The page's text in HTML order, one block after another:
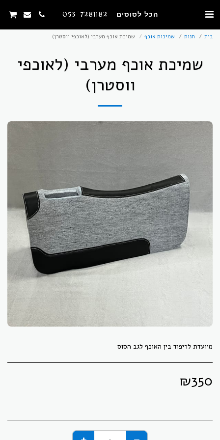
הכל לסוסים - 053-7281182
בית חנות שמיכות אוכף שמיכת אוכף מערבי (לאוכפי ווסטרן)
שמיכת אוכף מערבי (לאוכפי
ווסטרן)
מיועדת לריפוד בין האוכף לגב הסוס
₪350